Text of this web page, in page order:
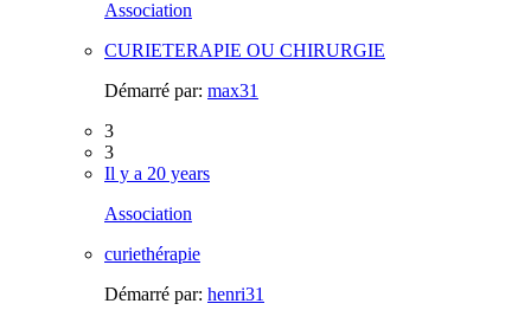
Association
CURIETERAPIE OU CHIRURGIE
Démarré par: max31
3
3
Il y a 20 years
Association
curiethérapie
Démarré par: henri31